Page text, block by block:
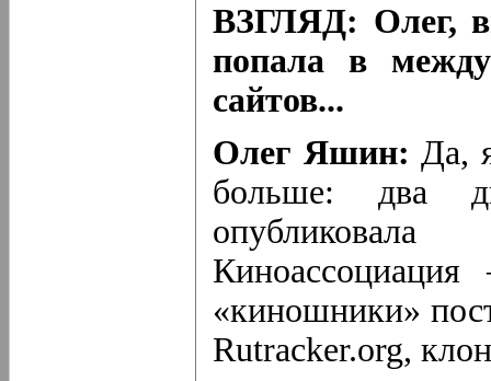
ВЗГЛЯД: Олег,
попала в
сайтов...
Олег Яшин: Да,
больше: два
«киношники»
Rutracker.org,